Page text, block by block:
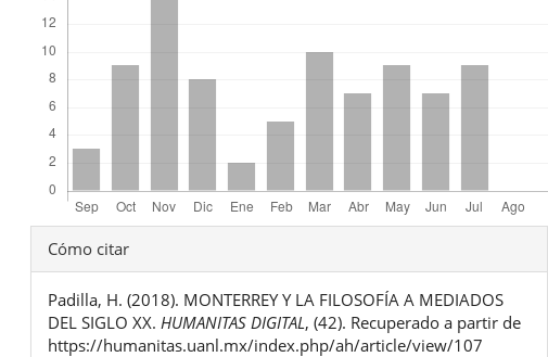
Detalles
del
artículo
Cómo citar
Padilla, H. (2018). MONTERREY Y LA FILOSOFÍA A MEDIADOS
DEL SIGLO XX. HUMANITAS DIGITAL, (42). Recuperado a partir de
https://humanitas.uanl.mx/index.php/ah/article/view/107